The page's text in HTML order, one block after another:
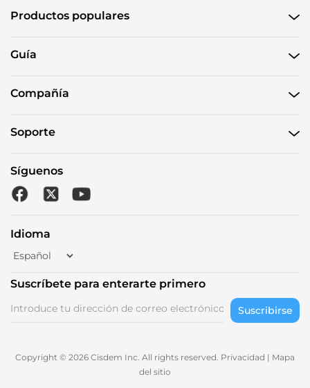
Productos populares
Guía
Compañía
Soporte
Síguenos
Idioma
Suscríbete para enterarte primero
Suscribirse
Copyright © 2026 Cisdem Inc. All rights reserved. Privacidad | Mapa
del sitio